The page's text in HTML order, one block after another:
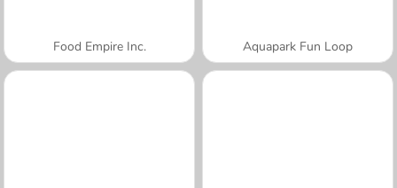
Food Empire Inc. Aquapark Fun Loop